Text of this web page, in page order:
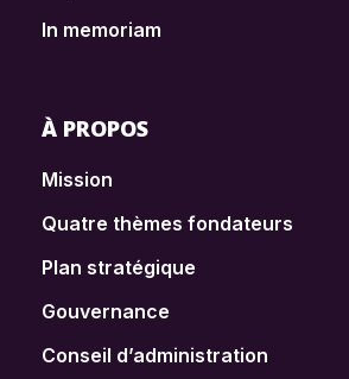
In memoriam
À PROPOS
Mission
Quatre thèmes fondateurs
Plan stratégique
Gouvernance
Conseil d’administration